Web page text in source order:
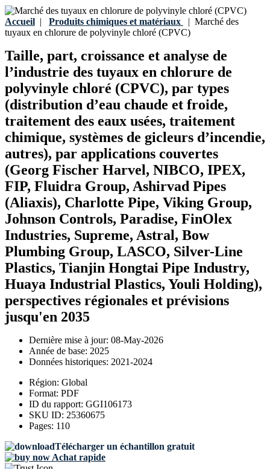
Accueil | Produits chimiques et matériaux | Marché des
tuyaux en chlorure de polyvinyle chloré (CPVC)
Taille, part, croissance et analyse de
l’industrie des tuyaux en chlorure de
polyvinyle chloré (CPVC), par types
(distribution d’eau chaude et froide,
traitement des eaux usées, traitement
chimique, systèmes de gicleurs d’incendie,
autres), par applications couvertes
(Georg Fischer Harvel, NIBCO, IPEX,
FIP, Fluidra Group, Ashirvad Pipes
(Aliaxis), Charlotte Pipe, Viking Group,
Johnson Controls, Paradise, FinOlex
Industries, Supreme, Astral, Bow
Plumbing Group, LASCO, Silver-Line
Plastics, Tianjin Hongtai Pipe Industry,
Huaya Industrial Plastics, Youli Holding),
perspectives régionales et prévisions
jusqu'en 2035
Dernière mise à jour: 08-May-2026
Année de base: 2025
Données historiques: 2021-2024
Région: Global
Format: PDF
ID du rapport: GGI106173
SKU ID: 25360675
Pages: 110
Télécharger un échantillon gratuit
Achat rapide